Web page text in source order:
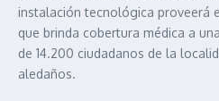
instalación tecnológica proveerá
que brinda cobertura médica a
de 14.200 ciudadanos de la
aledaños.